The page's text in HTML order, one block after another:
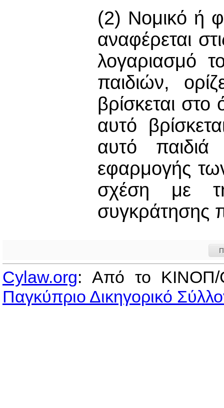
(2) Νομικό ή
αναφέρεται
λογαριασμό
παιδιών,
βρίσκεται
αυτό
αυτό
εφαρμογής
σχέση με
συγκράτησης
Cylaw.org: Από το
Παγκύπριο Δικηγορικό